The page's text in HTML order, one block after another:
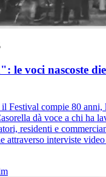
le voci nascoste
Festival compie 80 anni,
dà voce a chi ha
residenti e
attraverso interviste